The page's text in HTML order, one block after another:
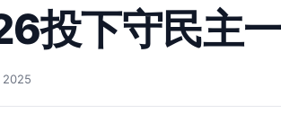
投下守民主
2025